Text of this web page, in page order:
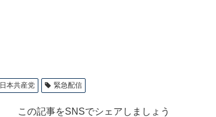
日本共産党 緊急配信
この記事をSNSでシェアしましょう